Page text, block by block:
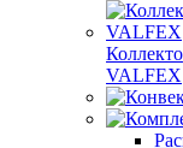
VALFEX